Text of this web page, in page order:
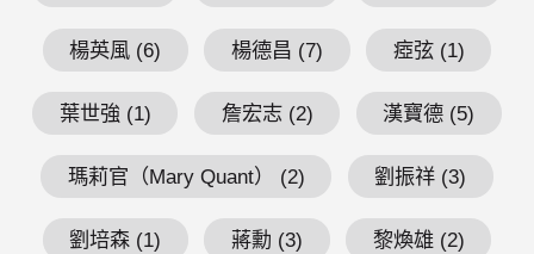
楊英風 (6) 楊德昌 (7) 瘂弦 (1)
葉世強 (1) 詹宏志 (2) 漢寶德 (5)
瑪莉官（Mary Quant） (2) 劉振祥 (3)
劉培森 (1) 蔣勳 (3) 黎煥雄 (2)